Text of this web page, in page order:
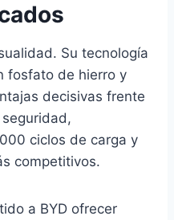
Su tecnología
fosfato de hierro y
decisivas frente
ciclos de carga y
competitivos.
a BYD ofrecer